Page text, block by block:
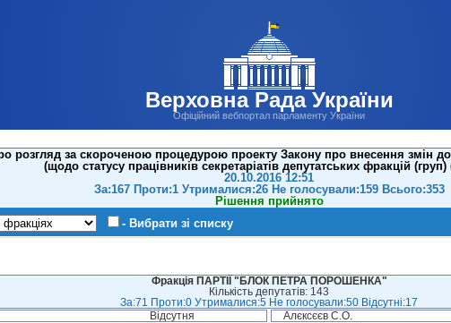
Верховна Рада України
Офіційний вебпортал парламенту України
розгляд за скороченою процедурою проекту Закону про внесення змін
(щодо статусу працівників секретаріатів депутатських фракцій
20.10.2016 12:51
За:167 Проти:1 Утрималися:26 Не голосували:159 Всього:353
Рішення прийнято
- Вибрати зі списку
Фракція ПАРТІЇ "БЛОК ПЕТРА ПОРОШЕНКА"
Кількість депутатів: 143
За:71 Проти:0 Утрималися:5 Не голосували:50 Відсутні:17
Відсутня Алєксєєв С.О.